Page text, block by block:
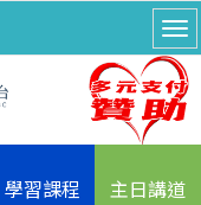
學習課程 主日講道